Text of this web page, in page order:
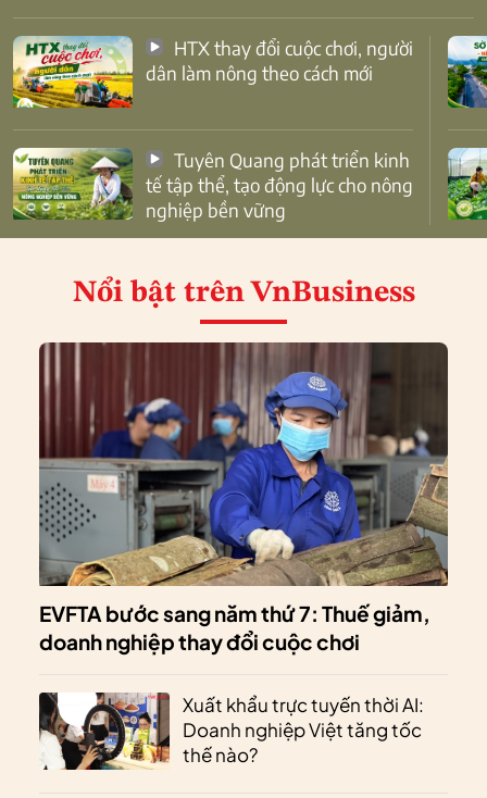
dân làm nông theo cách mới
tế tập thể, tạo động lực cho nông
nghiệp bền vững
Nổi bật trên VnBusiness
EVFTA bước sang năm thứ 7: Thuế giảm,
doanh nghiệp thay đổi cuộc chơi
Xuất khẩu trực tuyến thời AI:
Doanh nghiệp Việt tăng tốc
thế nào?